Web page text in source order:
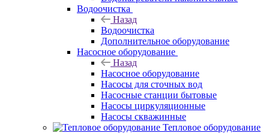
Водоочистка
Назад
Водоочистка
Дополнительное оборудование
Насосное оборудование
Назад
Насосное оборудование
Насосы для сточных вод
Насосные станции бытовые
Насосы циркуляционные
Насосы скважинные
Тепловое оборудование